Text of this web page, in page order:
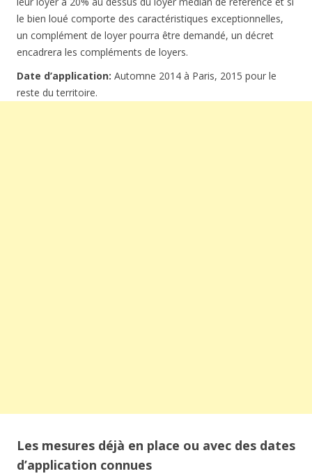
le bien loué comporte des caractéristiques exceptionnelles,
un complément de loyer pourra être demandé, un décret
encadrera les compléments de loyers.
Date d’application: Automne 2014 à Paris, 2015 pour le
reste du territoire.
Les mesures déjà en place ou avec des dates
d’application connues